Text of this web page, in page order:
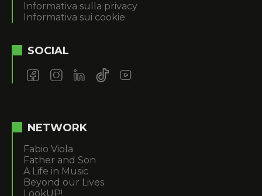
Informativa sulla privacy
Informativa sui cookie
SOCIAL
NETWORK
Fabio Viola
Father and Son
A Life in Music
Beyond our Lives
LookUP!